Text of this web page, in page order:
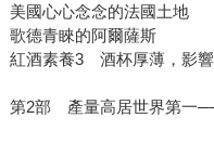
美國心心念念的法國土地
歌德青睞的阿爾薩斯
紅酒素養3 酒杯厚薄，影
第2部 產量高居世界第一